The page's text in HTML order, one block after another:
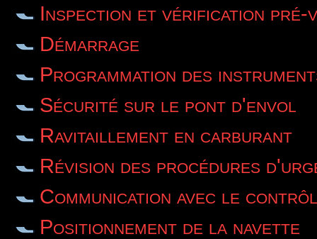
Inspection et vérification pré-
Démarrage
Programmation des
Sécurité sur le pont d'envol
Ravitaillement en carburant
Révision des procédures
Communication avec le
Positionnement de la navette